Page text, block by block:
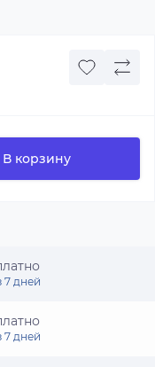
В корзину
7 дней
7 дней